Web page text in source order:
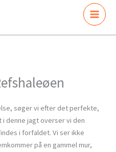
søger vi efter det perfekte,
denne jagt overser vi den
i forfaldet. Vi ser ikke
på en gammel mur,